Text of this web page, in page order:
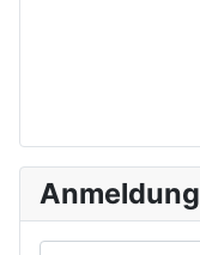
Anmeldung